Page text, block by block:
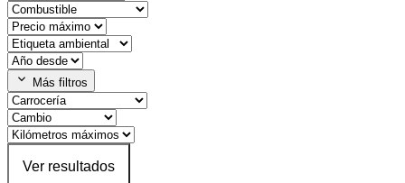
expand_more Más filtros
Ver resultados